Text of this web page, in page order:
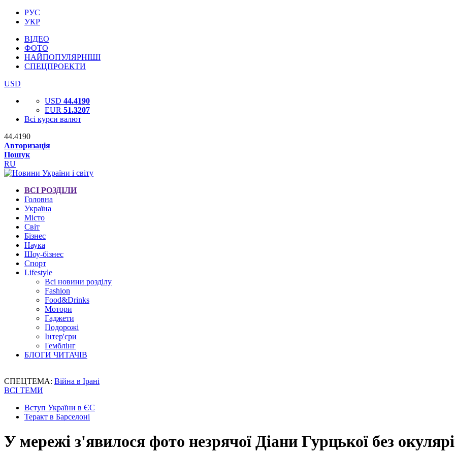
РУС
УКР
ВІДЕО
ФОТО
НАЙПОПУЛЯРНІШІ
СПЕЦПРОЕКТИ
USD
USD 44.4190
EUR 51.3207
Всі курси валют
44.4190
Авторизація
Пошук
RU
ВСІ РОЗДІЛИ
Головна
Україна
Місто
Світ
Бізнес
Наука
Шоу-бізнес
Спорт
Lifestyle
Всі новини розділу
Fashion
Food&Drinks
Мотори
Гаджети
Подорожі
Інтер'єри
Гемблінг
БЛОГИ ЧИТАЧІВ
СПЕЦТЕМА: Війна в Ірані
ВСІ ТЕМИ
Вступ України в ЄС
Теракт в Барселоні
У мережі з'явилося фото незрячої Діани Гурцької без